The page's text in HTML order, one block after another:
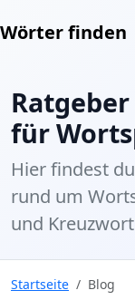
Wörter finden
für
Hier findest
rund um
und
Startseite Blog